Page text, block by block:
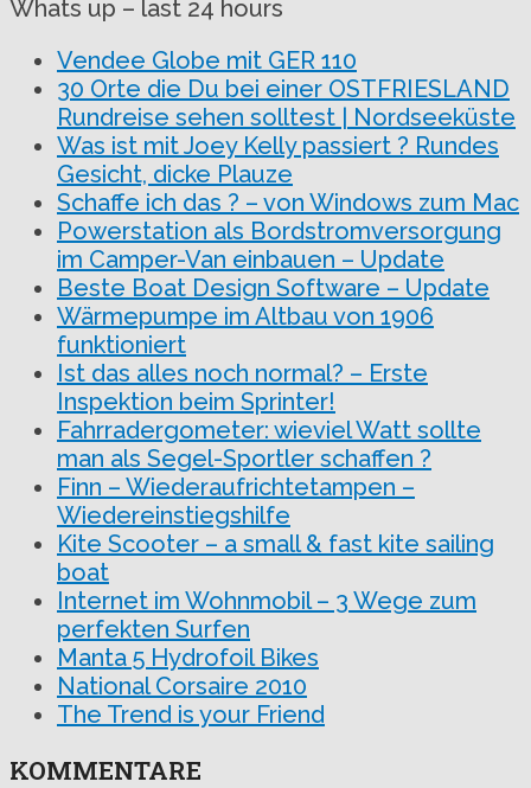
Whats up – last 24 hours
Vendee Globe mit GER 110
30 Orte die Du bei einer OSTFRIESLAND
Rundreise sehen solltest | Nordseeküste
Was ist mit Joey Kelly passiert ? Rundes
Gesicht, dicke Plauze
Schaffe ich das ? – von Windows zum Mac
Powerstation als Bordstromversorgung
im Camper-Van einbauen – Update
Beste Boat Design Software – Update
Wärmepumpe im Altbau von 1906
funktioniert
Ist das alles noch normal? – Erste
Inspektion beim Sprinter!
Fahrradergometer: wieviel Watt sollte
man als Segel-Sportler schaffen ?
Finn – Wiederaufrichtetampen –
Wiedereinstiegshilfe
Kite Scooter – a small & fast kite sailing
boat
Internet im Wohnmobil – 3 Wege zum
perfekten Surfen
Manta 5 Hydrofoil Bikes
National Corsaire 2010
The Trend is your Friend
KOMMENTARE